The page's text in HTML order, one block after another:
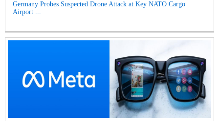
Germany Probes Suspected Drone Attack at Key NATO Cargo
Airport ...